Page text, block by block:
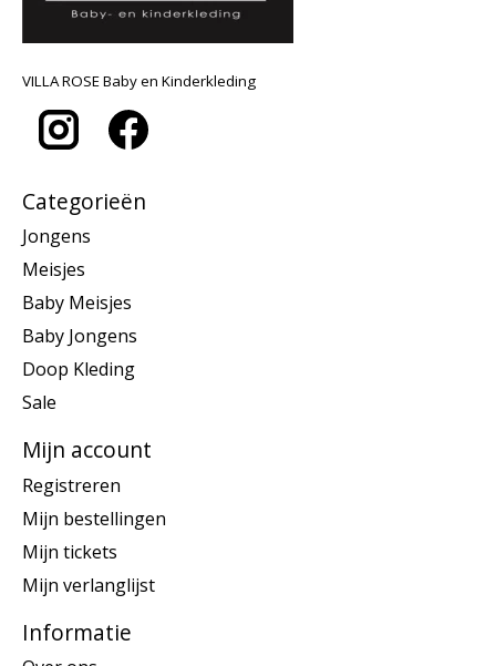
VILLA ROSE Baby en Kinderkleding
Categorieën
Jongens
Meisjes
Baby Meisjes
Baby Jongens
Doop Kleding
Sale
Mijn account
Registreren
Mijn bestellingen
Mijn tickets
Mijn verlanglijst
Informatie